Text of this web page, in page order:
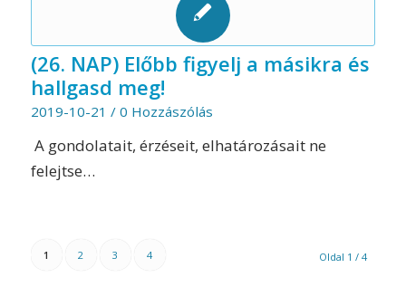
(26. NAP) Előbb figyelj a másikra és
hallgasd meg!
2019-10-21 / 0 Hozzászólás
A gondolatait, érzéseit, elhatározásait ne
felejtse…
Oldal 1 / 4
1 2 3 4